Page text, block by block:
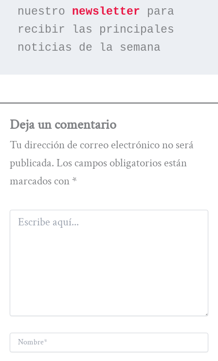
nuestro newsletter para
recibir las principales
noticias de la semana
Deja un comentario
Tu dirección de correo electrónico no será
publicada. Los campos obligatorios están
marcados con *
Escribe
aquí...
Nombre*